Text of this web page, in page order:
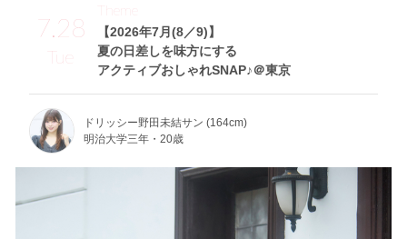
7.28
Tue
【2026年7月(8／9)】
夏の日差しを味方にする
アクティブおしゃれSNAP♪＠東京
Theme
ドリッシー野田未結サン (164cm)
明治大学三年・20歳